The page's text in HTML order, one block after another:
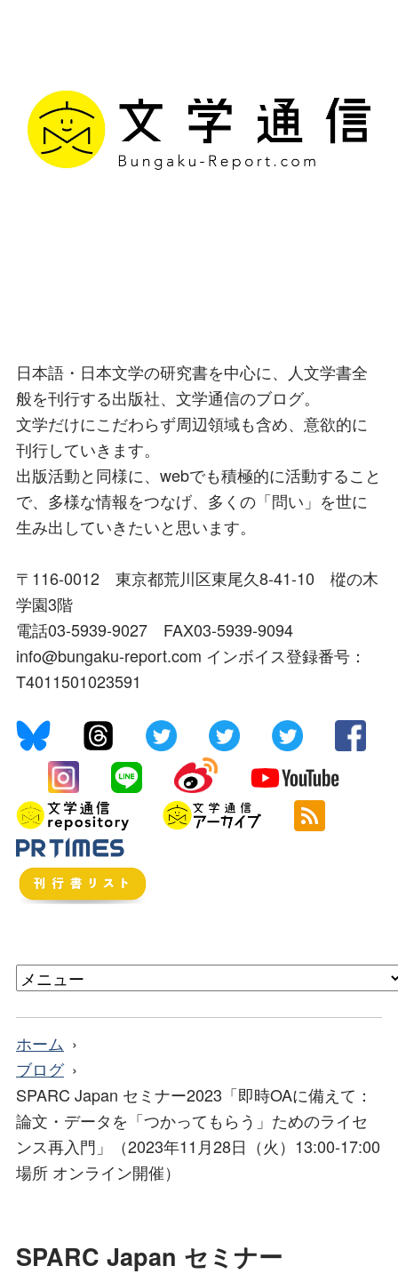
日本語・日本文学の研究書を中心に、人文学書全
般を刊行する出版社、文学通信のブログ。
文学だけにこだわらず周辺領域も含め、意欲的に
刊行していきます。
出版活動と同様に、webでも積極的に活動すること
で、多様な情報をつなげ、多くの「問い」を世に
生み出していきたいと思います。
〒116-0012 東京都荒川区東尾久8-41-10 樅の木
学園3階
電話03-5939-9027 FAX03-5939-9094
info@bungaku-report.com インボイス登録番号：
T4011501023591
ホーム
ブログ
SPARC Japan セミナー2023「即時OAに備えて：
論文・データを「つかってもらう」ためのライセ
ンス再入門」（2023年11月28日（火）13:00-17:00
場所 オンライン開催）
SPARC Japan セミナー